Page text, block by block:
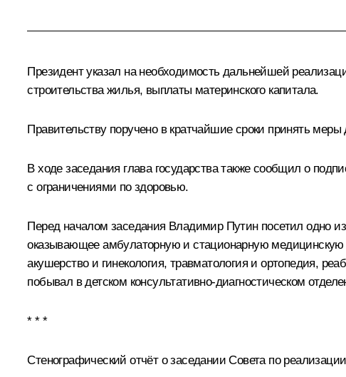
Президент указал на необходимость дальнейшей
строительства жилья, выплаты материнского капитала.
Правительству поручено в кратчайшие сроки принять
В ходе заседания глава государства также сообщил о
с ограничениями по здоровью.
Перед началом заседания Владимир Путин посетил одно
оказывающее амбулаторную и стационарную
акушерство и гинекология, травматология и ортопедия,
побывал в детском консультативно-диагностическом
* * *
Стенографический отчёт о заседании Совета по